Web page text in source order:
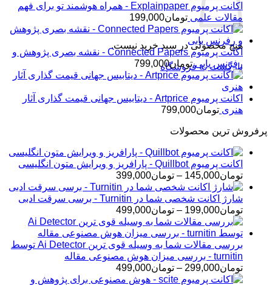
هیچ محصولی در سبد خرید نیست.
بازگشت به فروشگاه
اکانت پرمیوم Explainpaper - همراه هوشمند تو برای فهم
مقالات علمی تومان199,000
اکانت پرمیوم Connected Papers - نقشه بصری پژوهش و
رفرنس یابی تومان799,000
اکانت پرمیوم Artprice - دیتابیس جهانی قیمت ‌گذاری آثار
هنری تومان799,000
پرفروش ترین محصولات
اکانت پرمیوم Quillbot - پارافریز و ویرایش متون انگلیسی
تومان145,000
– تومان399,000محدوده
قیمت:
تومان145,000
تا
تومان399,000
شارژ اکانت شخصی شما در Turnitin - برسی سرقت ادبی
تومان199,000
– تومان499,000محدوده
قیمت:
تومان199,000
تا
تومان499,000
بررسی مقالات شما به وسیله قوی ترین Ai Detector توسط
turnitin - بررسی میزان هوش مصنوعی مقاله
تومان299,000
– تومان499,000محدوده
قیمت: